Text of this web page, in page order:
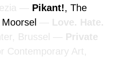
Pikant!, The
Love. Hate.
Brussel
Private
Contemporary Art,